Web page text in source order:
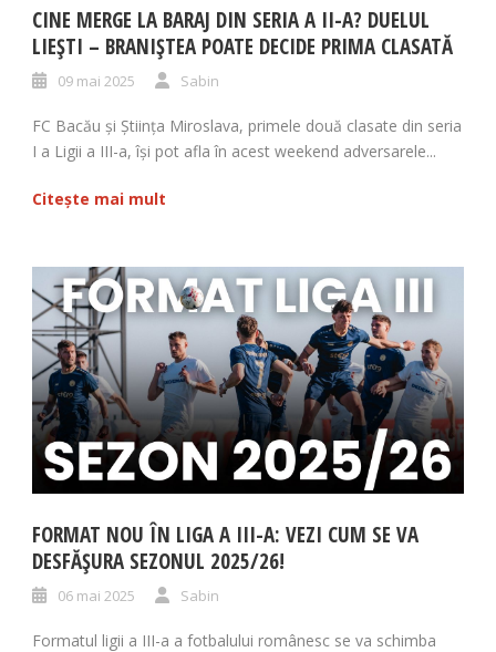
CINE MERGE LA BARAJ DIN SERIA A II-A? DUELUL
LIEȘTI – BRANIȘTEA POATE DECIDE PRIMA CLASATĂ
09 mai 2025 Sabin
FC Bacău și Știința Miroslava, primele două clasate din seria
I a Ligii a III-a, își pot afla în acest weekend adversarele...
Citește mai mult
FORMAT NOU ÎN LIGA A III-A: VEZI CUM SE VA
DESFĂȘURA SEZONUL 2025/26!
06 mai 2025 Sabin
Formatul ligii a III-a a fotbalului românesc se va schimba